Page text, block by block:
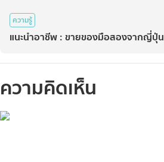
ความรู้
แนะนำอาชีพ : ขายของมือสองจากญี่ปุ่น
ความคิดเห็น